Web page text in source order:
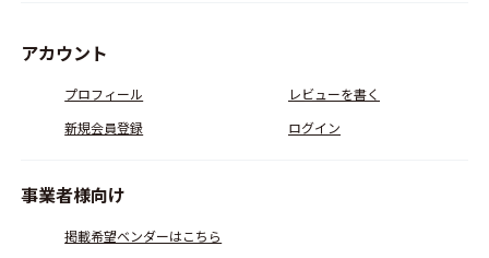
アカウント
プロフィール
レビューを書く
新規会員登録
ログイン
事業者様向け
掲載希望ベンダーはこちら